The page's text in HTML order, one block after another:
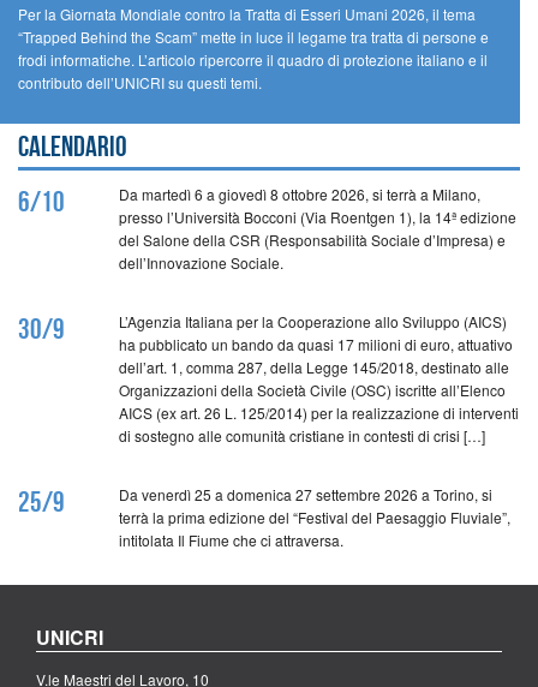
Per la Giornata Mondiale contro la Tratta di Esseri Umani 2026, il tema
“Trapped Behind the Scam” mette in luce il legame tra tratta di persone e
frodi informatiche. L’articolo ripercorre il quadro di protezione italiano e il
contributo dell’UNICRI su questi temi.
Calendario
6/10
Da martedì 6 a giovedì 8 ottobre 2026, si terrà a Milano,
presso l’Università Bocconi (Via Roentgen 1), la 14ª edizione
del Salone della CSR (Responsabilità Sociale d’Impresa) e
dell’Innovazione Sociale.
30/9
L’Agenzia Italiana per la Cooperazione allo Sviluppo (AICS)
ha pubblicato un bando da quasi 17 milioni di euro, attuativo
dell’art. 1, comma 287, della Legge 145/2018, destinato alle
Organizzazioni della Società Civile (OSC) iscritte all’Elenco
AICS (ex art. 26 L. 125/2014) per la realizzazione di interventi
di sostegno alle comunità cristiane in contesti di crisi […]
25/9
Da venerdì 25 a domenica 27 settembre 2026 a Torino, si
terrà la prima edizione del “Festival del Paesaggio Fluviale”,
intitolata Il Fiume che ci attraversa.
UNICRI
V.le Maestri del Lavoro, 10